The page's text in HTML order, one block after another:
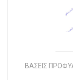
ΒΑΣΕΙΣ